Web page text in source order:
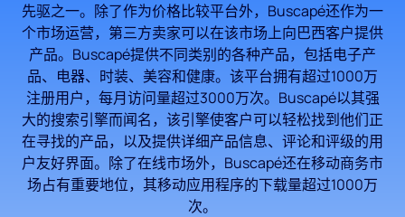
先驱之一。除了作为价格比较平台外，Buscapé还作为一
个市场运营，第三方卖家可以在该市场上向巴西客户提供
产品。Buscapé提供不同类别的各种产品，包括电子产
品、电器、时装、美容和健康。该平台拥有超过1000万
注册用户，每月访问量超过3000万次。Buscapé以其强
大的搜索引擎而闻名，该引擎使客户可以轻松找到他们正
在寻找的产品，以及提供详细产品信息、评论和评级的用
户友好界面。除了在线市场外，Buscapé还在移动商务市
场占有重要地位，其移动应用程序的下载量超过1000万
次。